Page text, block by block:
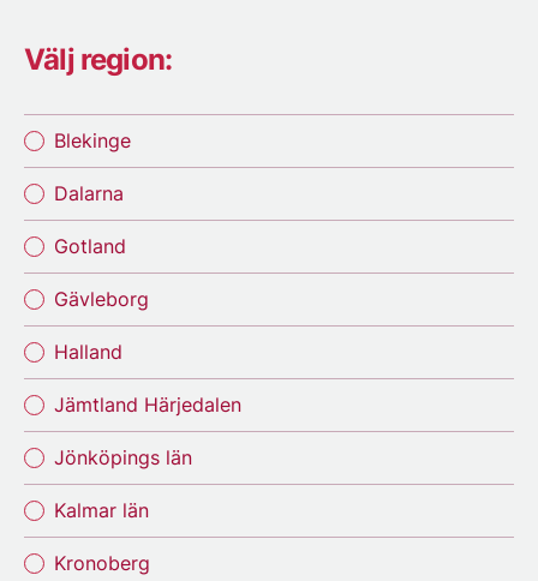
Välj region:
Blekinge
Dalarna
Gotland
Gävleborg
Halland
Jämtland Härjedalen
Jönköpings län
Kalmar län
Kronoberg